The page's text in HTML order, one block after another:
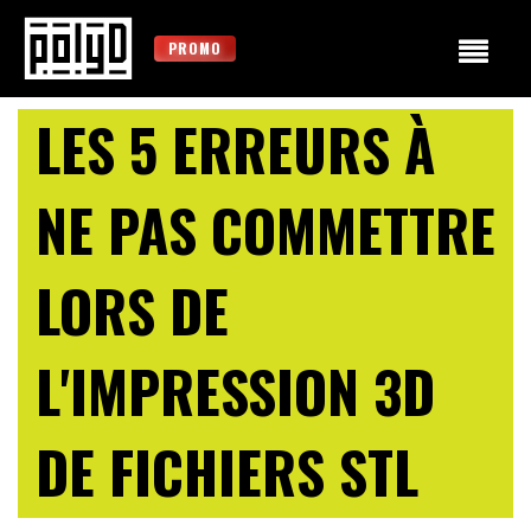
PROMO
LES 5 ERREURS À
NE PAS COMMETTRE
LORS DE
L'IMPRESSION 3D
DE FICHIERS STL